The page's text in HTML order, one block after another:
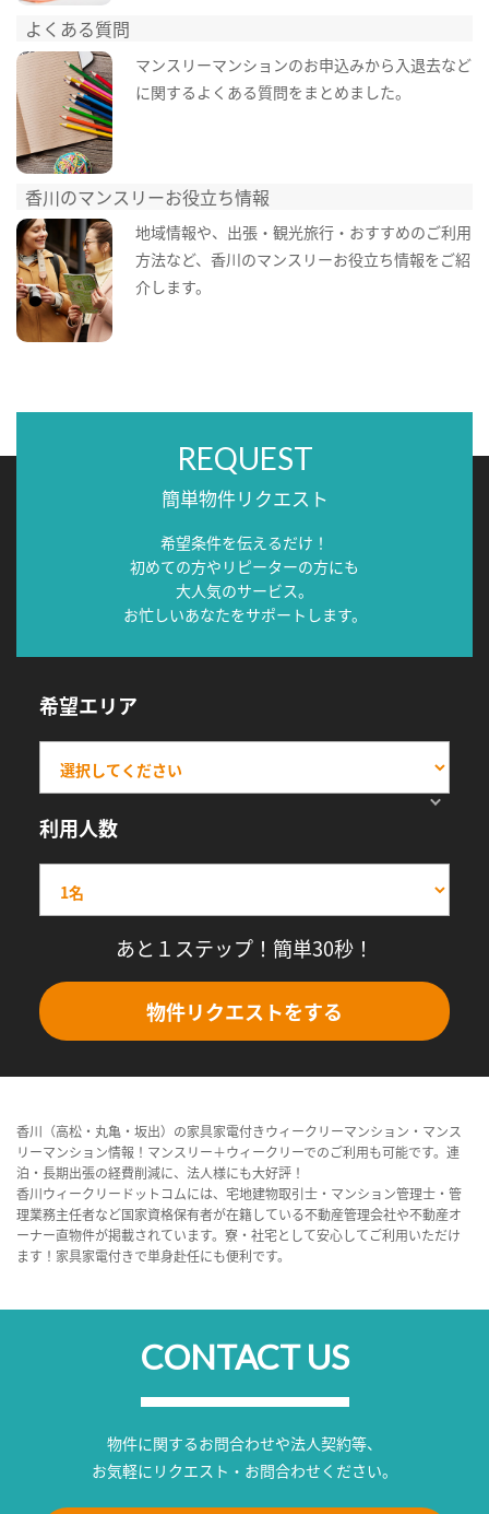
よくある質問
マンスリーマンションのお申込みから入退去など
に関するよくある質問をまとめました。
香川のマンスリーお役立ち情報
地域情報や、出張・観光旅行・おすすめのご利用
方法など、香川のマンスリーお役立ち情報をご紹
介します。
REQUEST
簡単物件リクエスト
希望条件を伝えるだけ！
初めての方やリピーターの方にも
大人気のサービス。
お忙しいあなたをサポートします。
希望エリア
利用人数
あと１ステップ！簡単30秒！
物件リクエストをする
香川（高松・丸亀・坂出）の家具家電付きウィークリーマンション・マンス
リーマンション情報！マンスリー＋ウィークリーでのご利用も可能です。連
泊・長期出張の経費削減に、法人様にも大好評！
香川ウィークリードットコムには、宅地建物取引士・マンション管理士・管
理業務主任者など国家資格保有者が在籍している不動産管理会社や不動産オ
ーナー直物件が掲載されています。寮・社宅として安心してご利用いただけ
ます！家具家電付きで単身赴任にも便利です。
CONTACT US
物件に関するお問合わせや法人契約等、
お気軽にリクエスト・お問合わせください。